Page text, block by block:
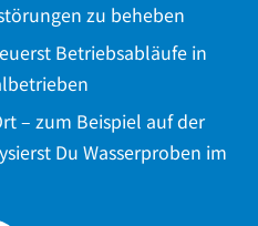
zu beheben
Betriebsabläufe in
– zum Beispiel auf der
Du Wasserproben im